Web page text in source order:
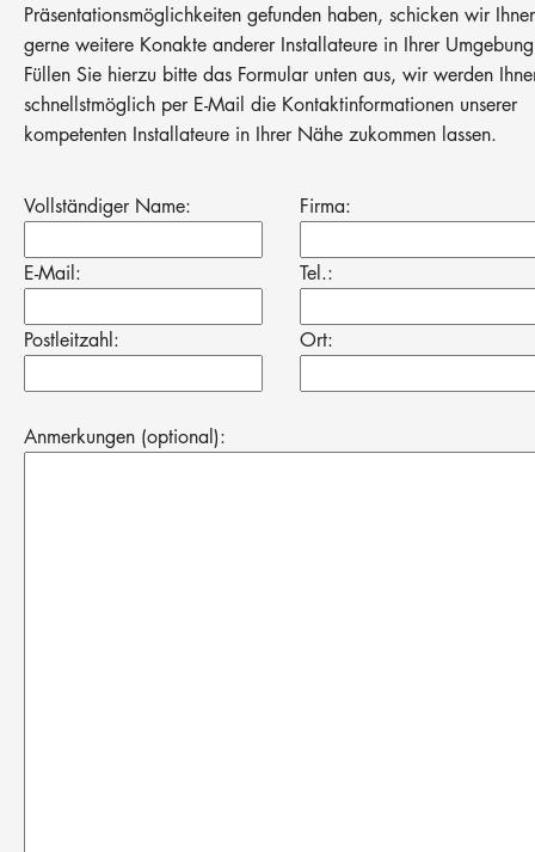
Präsentationsmöglichkeiten gefunden haben, schicken wir
gerne weitere Konakte anderer Installateure in Ihrer
Füllen Sie hierzu bitte das Formular unten aus, wir werden
schnellstmöglich per E-Mail die Kontaktinformationen unserer
kompetenten Installateure in Ihrer Nähe zukommen lassen.
Vollständiger Name: Firma:
E-Mail: Tel.:
Postleitzahl: Ort:
Anmerkungen (optional):